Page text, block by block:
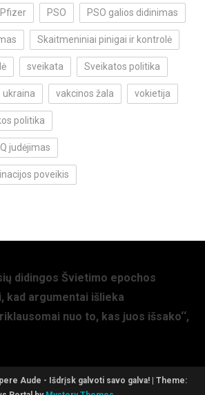
Pfizer PSO PSO galios didinimas
Skaitmeniniai pinigai ir kontrolė
sveikata Sveikatos politika
ukraina vakcinos žala vokietija
politika
judėjimas
poveikis
didingos Švietimo epochos
kad argumentai išlieka
nuo to, kas juos išsako‘‘,
Aude - Išdrįsk galvoti savo galva!
Theme: